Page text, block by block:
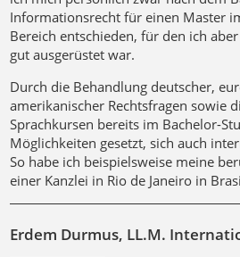
Informationsrecht für einen Master
Bereich entschieden, für den ich
gut ausgerüstet war.
Durch die Behandlung deutscher,
amerikanischer Rechtsfragen sowie
Sprachkursen bereits im Bachelor-
Möglichkeiten gesetzt, sich auch
So habe ich beispielsweise meine
einer Kanzlei in Rio de Janeiro in
Erdem Durmus, LL.M.